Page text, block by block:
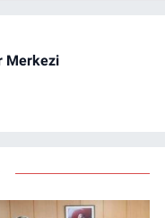
Merkezi